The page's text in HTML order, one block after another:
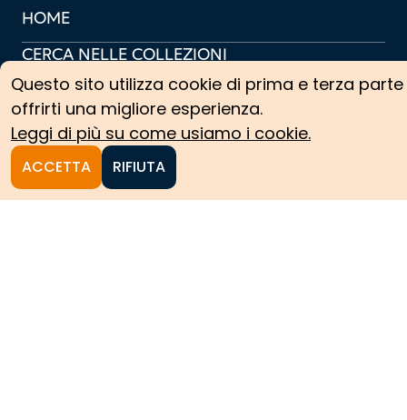
Questo sito utilizza cookie di prima e terza
offrirti una migliore esperienza.
Leggi di più su come usiamo i cookie.
ACCETTA RIFIUTA
HOME
CERCA NELLE COLLEZIONI
COLLEZIONI ARCHIVISTICHE
COLLEZIONI SCIENTIFICHE
PERCORSI TEMATICI
PROTAGONISTI